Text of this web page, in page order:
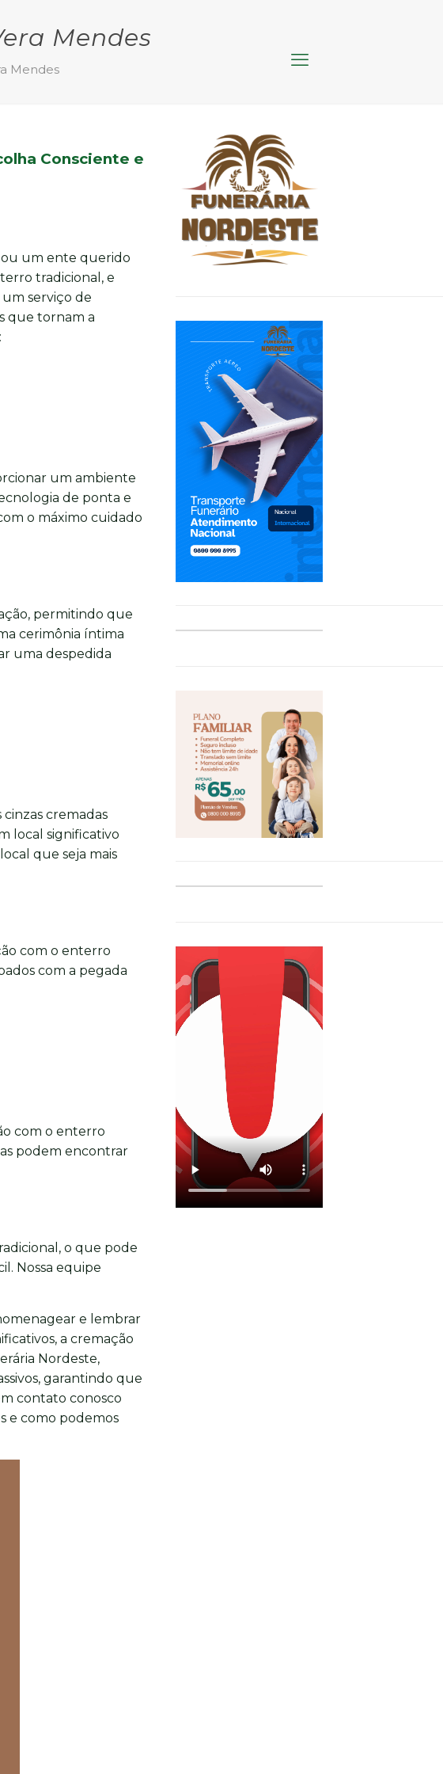
Mendes
Mendes
Consciente e
ou um ente querido
tradicional, e
serviço de
que tornam a
um ambiente
de ponta e
o máximo cuidado
permitindo que
cerimônia íntima
uma despedida
cremadas
local significativo
que seja mais
com o enterro
com a pegada
com o enterro
podem encontrar
o que pode
Nossa equipe
e lembrar
a cremação
Nordeste,
garantindo que
contato conosco
e como podemos